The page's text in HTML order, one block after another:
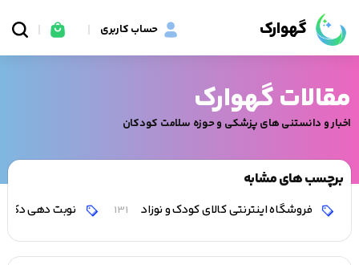
گهوارک حساب کاربری
مقالات گهوارک
اخبار و دانستنی های پزشکی و حوزه سلامت کودکان
برچسب های مشابه
فروشگاه اینترنتی کالای کودک و نوزاد 131 نوبت دهی